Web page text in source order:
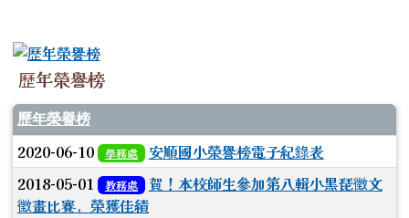
歷年榮譽榜
歷年榮譽榜
2020-06-10 學務處
安順國小榮譽榜電子紀錄表
2018-05-01
教務處
賀！本校師生參加第八輯小黑琵徵文
徵畫比賽，榮獲佳績